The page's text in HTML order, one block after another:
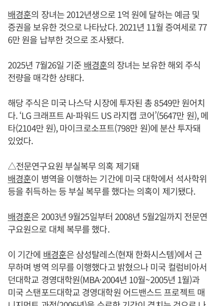
배경훈의 장녀는 2012년생으로 1억 원에 달하는 예금 및
증권을 보유한 것으로 나타났다. 2021년 11월 증여세로 77
6만 원을 납부한 것으로 조사됐다.
2025년 7월26일 기준 배경훈의 장녀는 보유한 해외 주식
전량을 매각한 상태다.
해당 주식은 미국 나스닥 시장에 투자된 총 8549만 원어치
다. ‘LG 크래프트 AI-파워드 US 라지캡 코어’(5647만 원), 메
타(2104만 원), 마이크로소프트(798만 원)에 분산 투자돼
있었다.
△전문연구요원 부실복무 의혹 제기돼
배경훈이 병역을 이행하는 기간에 미국 대학에서 석사학위
등을 취득하는 등 부실 복무를 했다는 의혹이 제기됐다.
배경훈은 2003년 9월25일부터 2008년 5월2일까지 전문연
구요원으로 대체 복무를 했다.
이 기간에 배경훈은 삼성탈레스(현재 한화시스템)에서 근
무하며 병역 의무를 이행했다고 밝혔으나 미국 컬럼비아서
던대학교 경영대학원(MBA·2004년 10월~2005년 1월)과
미국 스탠포드대학교 경영대학원 어드밴스드 프로젝트 매